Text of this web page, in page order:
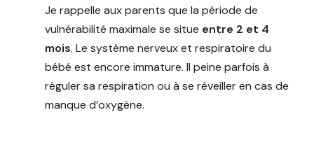
Je rappelle aux parents que la période de
vulnérabilité maximale se situe entre 2 et 4
mois. Le système nerveux et respiratoire du
bébé est encore immature. Il peine parfois à
réguler sa respiration ou à se réveiller en cas de
manque d’oxygène.